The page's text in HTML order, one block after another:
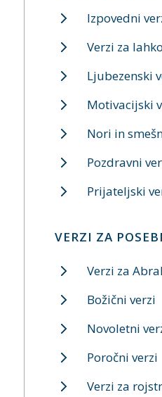
Izpovedni
Verzi za
Ljubezenski
Motivacijski
Nori in
Pozdravni
Prijateljski
VERZI ZA
Verzi za
Božični verzi
Novoletni
Poročni verzi
Verzi za